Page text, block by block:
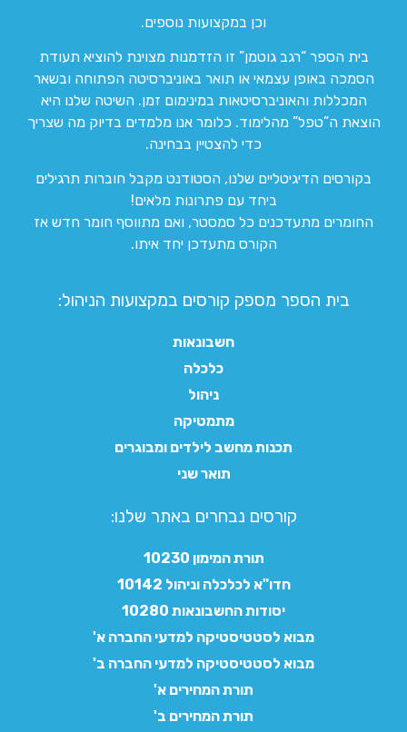
וכן במקצועות נוספים.
בית הספר “רגב גוטמן” זו הזדמנות מצוינת להוציא תעודת
הסמכה באופן עצמאי או תואר באוניברסיטה הפתוחה ובשאר
המכללות והאוניברסיטאות במינימום זמן. השיטה שלנו היא
הוצאת ה”טפל” מהלימוד. כלומר אנו מלמדים בדיוק מה שצריך
כדי להצטיין בבחינה.
בקורסים הדיגיטליים שלנו, הסטודנט מקבל חוברות תרגילים
ביחד עם פתרונות מלאים!
החומרים מתעדכנים כל סמסטר, ואם מתווסף חומר חדש אז
הקורס מתעדכן יחד איתו.
בית הספר מספק קורסים במקצועות הניהול:
חשבונאות
כלכלה
ניהול
מתמטיקה
תכנות מחשב לילדים ומבוגרים
תואר שני
קורסים נבחרים באתר שלנו:​
תורת המימון 10230
חדו"א לכלכלה וניהול 10142
יסודות החשבונאות 10280
מבוא לסטטיסטיקה למדעי החברה א'
מבוא לסטטיסטיקה למדעי החברה ב'
תורת המחירים א'
תורת המחירים ב'